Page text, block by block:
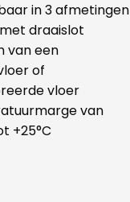
in 3 afmetingen
draaislot
van een
of
vloer
van
+25°C